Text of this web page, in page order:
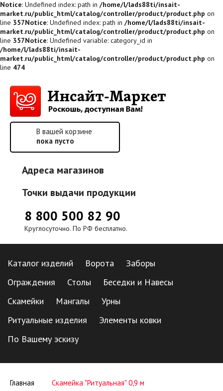
Notice: Undefined index: path in /home/l/lads88ti/insait-
market.ru/public_html/catalog/controller/product/product.php on
line 357Notice: Undefined index: path in /home/l/lads88ti/insait-
market.ru/public_html/catalog/controller/product/product.php on
line 357Notice: Undefined variable: category_id in
/home/l/lads88ti/insait-
market.ru/public_html/catalog/controller/product/product.php on
line 474
В вашей корзине
пока пусто
Адреса магазинов
Точки выдачи продукции
8 800 500 82 90
Круглосуточно. По РФ бесплатно.
Каталог изделий Ворота
Заборы
Ограждения
Столы
Беседки и Навесы
Скамейки
Мангалы
Урны
Ритуальные изделия
Элементы ковки
По Вашему эскизу
Главная Скамейка "Ритуальная" 0,9 м